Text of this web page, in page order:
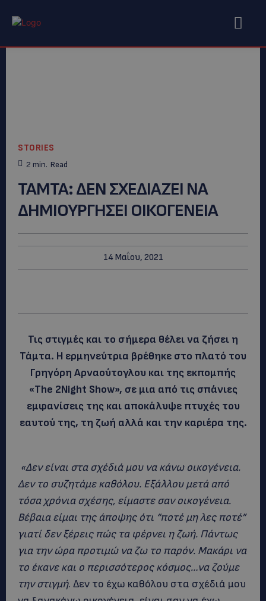
STORIES
2 min. Read
ΤΑΜΤΑ: ΔΕΝ ΣΧΕΔΙΑΖΕΙ ΝΑ
ΔΗΜΙΟΥΡΓΗΣΕΙ ΟΙΚΟΓΕΝΕΙΑ
14 Μαΐου, 2021
Τις στιγμές και το σήμερα θέλει να ζήσει η
Τάμτα. Η ερμηνεύτρια βρέθηκε στο πλατό του
Γρηγόρη Αρναούτογλου και της εκπομπής
«The 2Night Show», σε μια από τις σπάνιες
εμφανίσεις της και αποκάλυψε πτυχές του
εαυτού της, τη ζωή αλλά και την καριέρα της.
«Δεν είναι στα σχέδιά μου να κάνω οικογένεια.
Δεν το συζητάμε καθόλου. Εξάλλου μετά από
τόσα χρόνια σχέσης, είμαστε σαν οικογένεια.
Βέβαια είμαι της άποψης ότι “ποτέ μη λες ποτέ”
γιατί δεν ξέρεις πώς τα φέρνει η ζωή. Πάντως
για την ώρα προτιμώ να ζω το παρόν. Μακάρι να
το έκανε και ο περισσότερος κόσμος…να ζούμε
την στιγμή. Δεν το έχω καθόλου στα σχέδιά μου